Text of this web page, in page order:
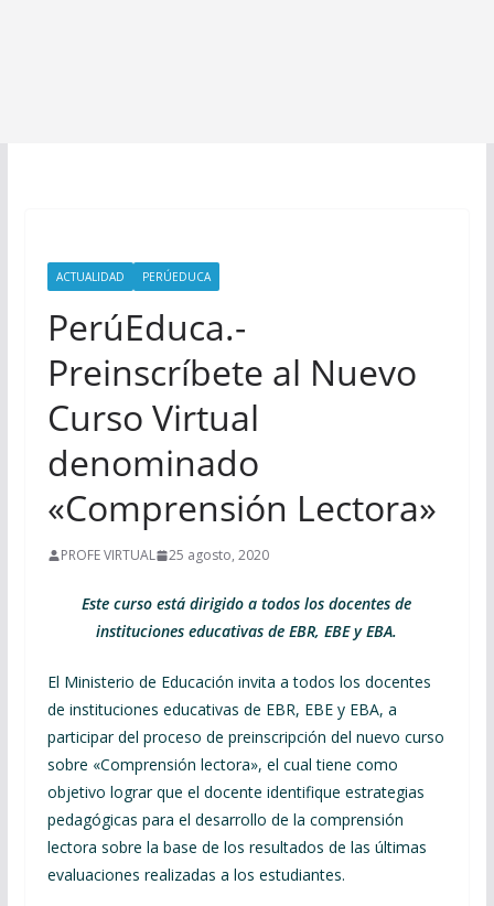
ACTUALIDAD PERÚEDUCA
PerúEduca.-
Preinscríbete al Nuevo
Curso Virtual
denominado
«Comprensión Lectora»
PROFE VIRTUAL 25 agosto, 2020
Este curso está dirigido a todos los docentes de
instituciones educativas de EBR, EBE y EBA.
El Ministerio de Educación invita a todos los docentes
de instituciones educativas de EBR, EBE y EBA, a
participar del proceso de preinscripción del nuevo curso
sobre «Comprensión lectora», el cual tiene como
objetivo lograr que el docente identifique estrategias
pedagógicas para el desarrollo de la comprensión
lectora sobre la base de los resultados de las últimas
evaluaciones realizadas a los estudiantes.